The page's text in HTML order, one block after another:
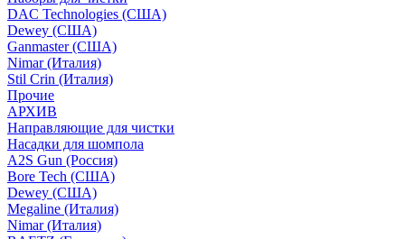
DAC Technologies (США)
Dewey (США)
Ganmaster (США)
Nimar (Италия)
Stil Crin (Италия)
Прочие
АРХИВ
Направляющие для чистки
Насадки для шомпола
A2S Gun (Россия)
Bore Tech (США)
Dewey (США)
Megaline (Италия)
Nimar (Италия)